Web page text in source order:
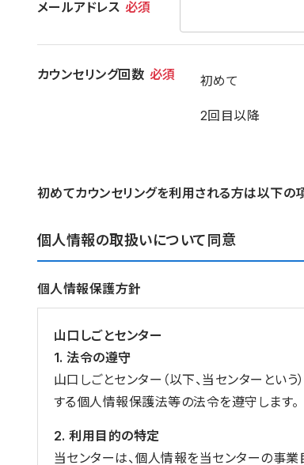
メールアドレス 必須
カウンセリング回数 必須 初めて
2回目以降
初めてカウンセリングを利用される方は以下の
個人情報の取扱いについて同意
個人情報保護方針
山口しごとセンター
1. 法令の遵守
山口しごとセンター（以下、当センターとい
する個人情報保護法等の法令を遵守します。
2. 利用目的の特定
当センターは、個人情報を当センターの事